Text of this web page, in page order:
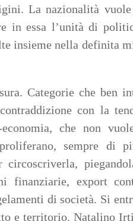
La nazionalità
in essa l’unità di
insieme nella definita
Categorie che ben
con la
economia, che non
sempre di
circoscriverla,
finanziarie, export
di società. Si
e territorio. Natalino